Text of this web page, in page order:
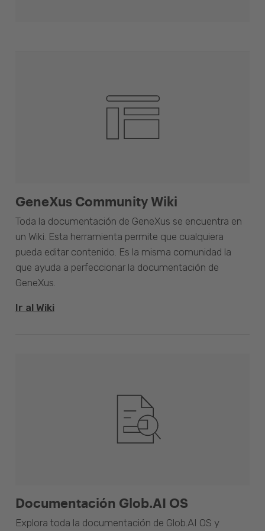
GeneXus Community Wiki
Toda la documentación de GeneXus se encuentra en
un Wiki. Esta herramienta permite que cualquiera
pueda editar contenido. Es la misma comunidad la
que ayuda a perfeccionar la documentación de
GeneXus.
Ir al Wiki
Documentación Glob.AI OS
Explora toda la documentación de Glob.AI OS y